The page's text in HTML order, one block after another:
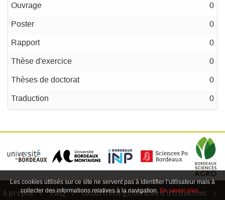
Ouvrage 0
Poster 0
Rapport 0
Thèse d'exercice 0
Thèses de doctorat 0
Traduction 0
à propos FAQ
conditions générales d'utilisation
Les cookies utilisés sur ce site ne servent pas à identifier l’utilisateur mais à
collecter des informations relatives à la navigation. En savoir plus…